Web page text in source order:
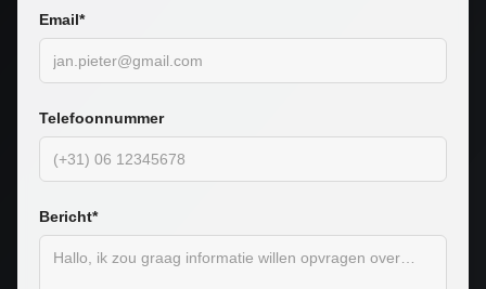
Email*
Telefoonnummer
Bericht*